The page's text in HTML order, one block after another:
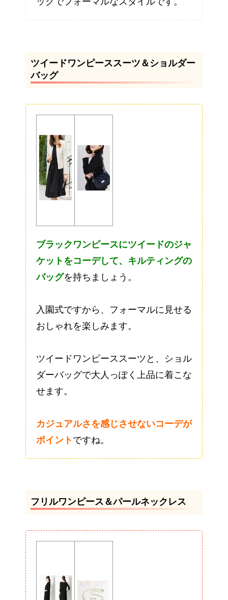
ツイードワンピーススーツ＆ショルダー
バッグ
ブラックワンピースにツイードのジャ
ケットをコーデして、キルティングの
バッグを持ちましょう。
入園式ですから、フォーマルに見せる
おしゃれを楽しみます。
ツイードワンピーススーツと、ショル
ダーバッグで大人っぽく上品に着こな
せます。
カジュアルさを感じさせないコーデが
ポイント ですね。
フリルワンピース＆パールネックレス